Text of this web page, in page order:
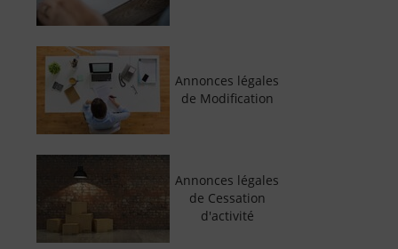
Annonces légales
de Modification
Annonces légales
de Cessation
d'activité